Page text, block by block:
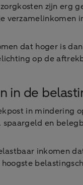
zijn erg
dat hoger is
op de
in de
in mindering
en
inkomen